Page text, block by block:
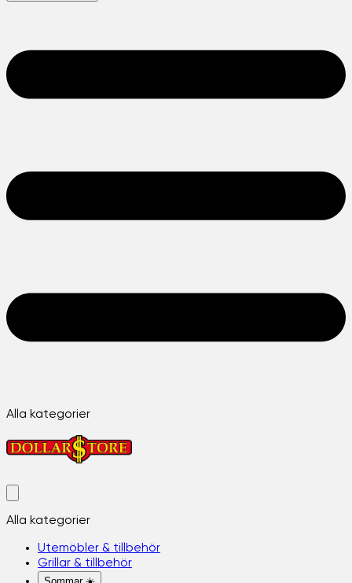
Alla kategorier
Alla kategorier
Utemöbler & tillbehör
Grillar & tillbehör